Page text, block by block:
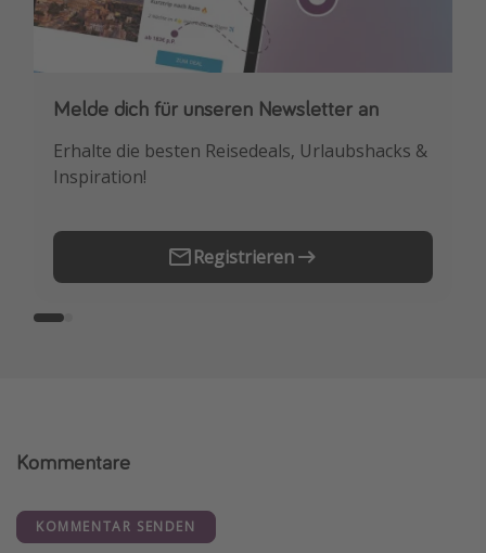
Melde dich für unseren Newsletter an
Erhalte die besten Reisedeals, Urlaubshacks &
Inspiration!
Registrieren
Downloade unsere App
Buche die besten Reiseschnäppchen als
Erstes.
Kommentare
KOMMENTAR SENDEN